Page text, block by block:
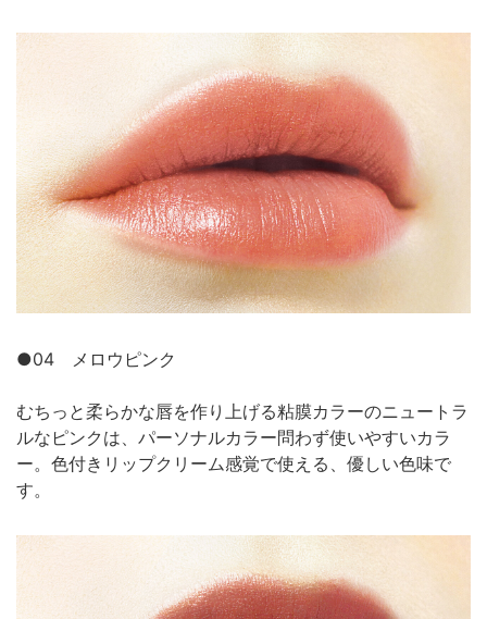
●04 メロウピンク
むちっと柔らかな唇を作り上げる粘膜カラーのニュートラ
ルなピンクは、パーソナルカラー問わず使いやすいカラ
ー。色付きリップクリーム感覚で使える、優しい色味で
す。